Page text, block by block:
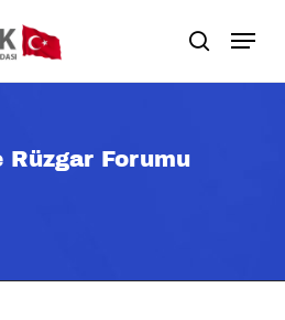
search
Rüzgar Forumu